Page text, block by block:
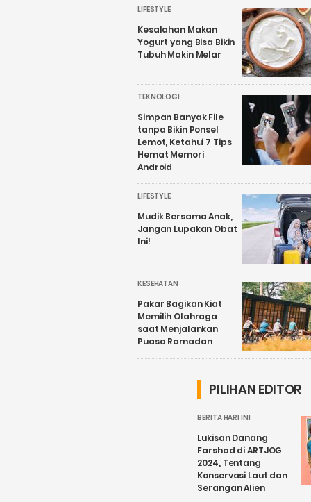
LIFESTYLE
Kesalahan Makan
Yogurt yang Bisa Bikin
Tubuh Makin Melar
TEKNOLOGI
Simpan Banyak File
tanpa Bikin Ponsel
Lemot, Ketahui 7 Tips
Hemat Memori
Android
LIFESTYLE
Mudik Bersama Anak,
Jangan Lupakan Obat
Ini!
KESEHATAN
Pakar Bagikan Kiat
Memilih Olahraga
saat Menjalankan
Puasa Ramadan
PILIHAN EDITOR
BERITA HARI INI
Lukisan Danang
Farshad di ARTJOG
2024, Tentang
Konservasi Laut dan
Serangan Alien